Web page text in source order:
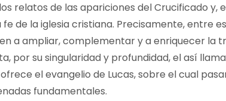
relatos de las apariciones del Crucificado y,
de la iglesia cristiana. Precisamente, entre
a ampliar, complementar y a enriquecer la
por su singularidad y profundidad, el así
ofrece el evangelio de Lucas, sobre el cual
fundamentales.